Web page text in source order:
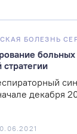
БОЛЕЗНЬ
декабря